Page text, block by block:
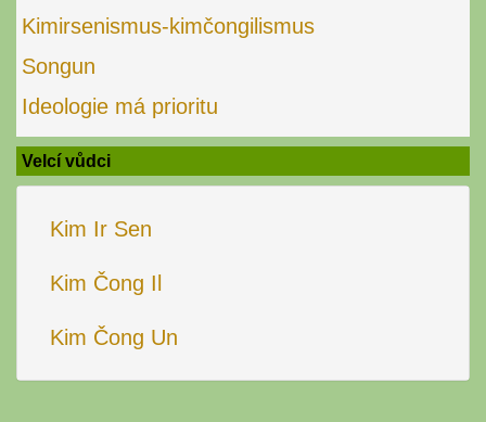
Kimirsenismus-kimčongilismus
Songun
Ideologie má prioritu
Velcí vůdci
Kim Ir Sen
Kim Čong Il
Kim Čong Un